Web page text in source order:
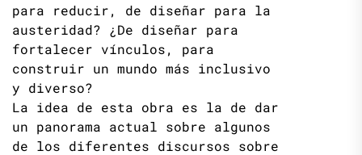
para reducir, de diseñar para la
austeridad? ¿De diseñar para
fortalecer vínculos, para
construir un mundo más inclusivo
y diverso?
La idea de esta obra es la de dar
un panorama actual sobre algunos
de los diferentes discursos sobre